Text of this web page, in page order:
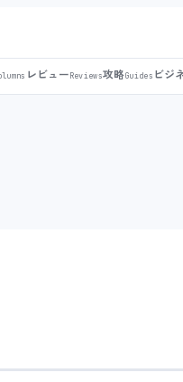
レビューReviews攻略Guides ビジ